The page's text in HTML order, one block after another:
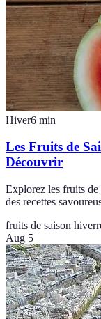
Hiver6 min
Les Fruits de
Découvrir
Explorez les fruits de
des recettes
fruits de saison hiver
Aug 5